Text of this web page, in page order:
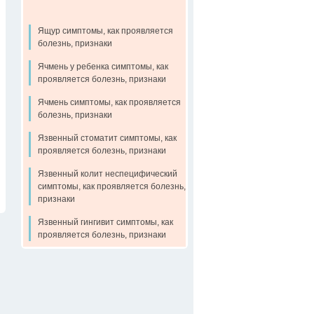
Ящур симптомы, как проявляется
болезнь, признаки
Ячмень у ребенка симптомы, как
проявляется болезнь, признаки
Ячмень симптомы, как проявляется
болезнь, признаки
Язвенный стоматит симптомы, как
проявляется болезнь, признаки
Язвенный колит неспецифический
симптомы, как проявляется болезнь,
признаки
Язвенный гингивит симптомы, как
проявляется болезнь, признаки